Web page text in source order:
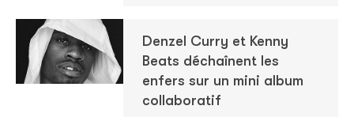
Denzel Curry et Kenny
Beats déchaînent les
enfers sur un mini album
collaboratif